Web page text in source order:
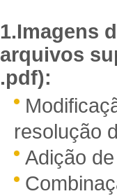
1.Imagens
arquivos
.pdf):
resolução
Adição